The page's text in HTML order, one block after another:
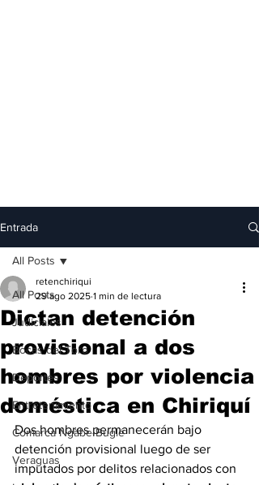
Entrada
All Posts
Judiciales
Bocas del Toro
Deportes
Entretenimiento
Comarca Ngäbe-Buglé
Veraguas
All Posts
Dictan detención
provisional a dos
hombres por violencia
doméstica en Chiriquí
retenchiriqui
29 ago 2025 1 min de lectura
Dos hombres permanecerán bajo
detención provisional luego de ser
imputados por delitos relacionados con